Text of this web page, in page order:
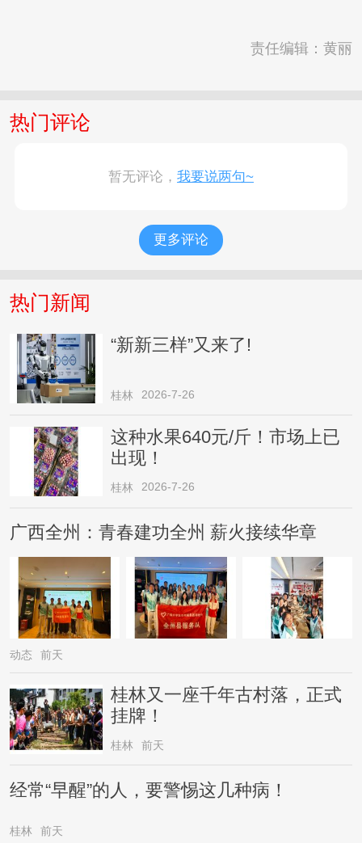
责任编辑：黄丽
热门评论
暂无评论， 我要说两句~
更多评论
热门新闻
“新新三样”又来了!
桂林 2026-7-26
这种水果640元/斤！市场上已
出现！
桂林 2026-7-26
广西全州：青春建功全州 薪火接续华章
动态 前天
桂林又一座千年古村落，正式
挂牌！
桂林 前天
经常“早醒”的人，要警惕这几种病！
桂林 前天